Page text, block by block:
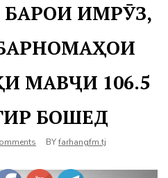
ИМРӮЗ,
БАРНОМАҲОИ
МАВҶИ 106.5
БОШЕД
BYfarhangfm.tj